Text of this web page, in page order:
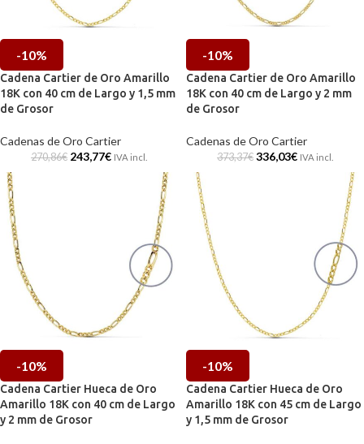
-10%
Cadena Cartier de Oro Amarillo
18K con 40 cm de Largo y 1,5 mm
de Grosor
Cadenas de Oro Cartier
270,86€ 243,77€ IVA incl.
-10%
Cadena Cartier de Oro Amarillo
18K con 40 cm de Largo y 2 mm
de Grosor
Cadenas de Oro Cartier
373,37€ 336,03€ IVA incl.
-10%
Cadena Cartier Hueca de Oro
Amarillo 18K con 40 cm de Largo
y 2 mm de Grosor
-10%
Cadena Cartier Hueca de Oro
Amarillo 18K con 45 cm de Largo
y 1,5 mm de Grosor